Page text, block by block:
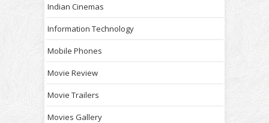
Indian Cinemas
Information Technology
Mobile Phones
Movie Review
Movie Trailers
Movies Gallery